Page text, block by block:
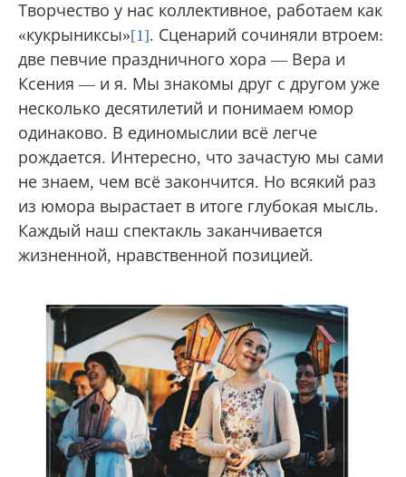
Творчество у нас коллективное, работаем как
«кукрыниксы»[1]. Сценарий сочиняли втроем:
две певчие праздничного хора — Вера и
Ксения — и я. Мы знакомы друг с другом уже
несколько десятилетий и понимаем юмор
одинаково. В единомыслии всё легче
рождается. Интересно, что зачастую мы сами
не знаем, чем всё закончится. Но всякий раз
из юмора вырастает в итоге глубокая мысль.
Каждый наш спектакль заканчивается
жизненной, нравственной позицией.